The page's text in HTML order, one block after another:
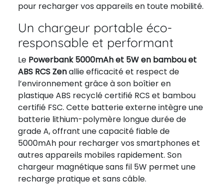
pour recharger vos appareils en toute mobilité.
Un chargeur portable éco-
responsable et performant
Le Powerbank 5000mAh et 5W en bambou et
ABS RCS Zenallie efficacité et respect de
l’environnement grâce à son boîtier en
plastique ABS recyclé certifié RCS et bambou
certifié FSC. Cette batterie externe intègre une
batterie lithium-polymère longue durée de
grade A, offrant une capacité fiable de
5000mAh pour recharger vos smartphones et
autres appareils mobiles rapidement. Son
chargeur magnétique sans fil 5W permet une
recharge pratique et sans câble.